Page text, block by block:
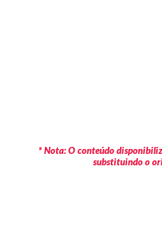
* Nota: O conteúdo
substituindo o